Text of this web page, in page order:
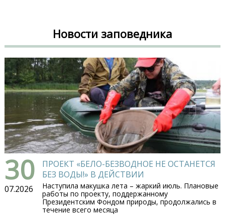
Новости заповедника
30
07.2026
ПРОЕКТ «БЕЛО-БЕЗВОДНОЕ НЕ ОСТАНЕТСЯ
БЕЗ ВОДЫ!» В ДЕЙСТВИИ
Наступила макушка лета – жаркий июль. Плановые
работы по проекту, поддержанному
Президентским Фондом природы, продолжались в
течение всего месяца